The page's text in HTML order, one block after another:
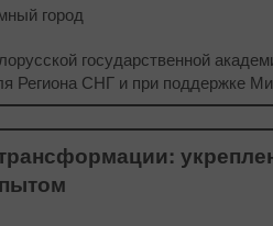
город
государственной
Региона СНГ и при поддержке